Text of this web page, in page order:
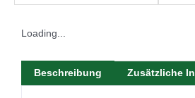
Loading...
Beschreibung Zusätzliche